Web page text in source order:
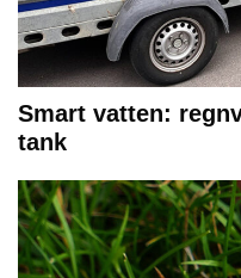
Smart vatten:
tank